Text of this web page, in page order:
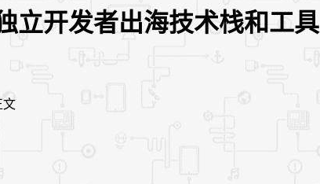
立开发者出海技术栈和工具
文